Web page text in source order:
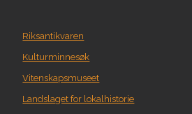
Riksantikvaren
Kulturminnesøk
Vitenskapsmuseet
Landslaget for lokalhistorie